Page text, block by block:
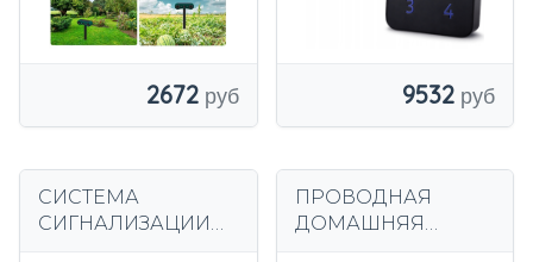
2672 9532
СИСТЕМА
СИГНАЛИЗАЦИИ
ПРОВОДНАЯ
ДОМАШНЯЯ